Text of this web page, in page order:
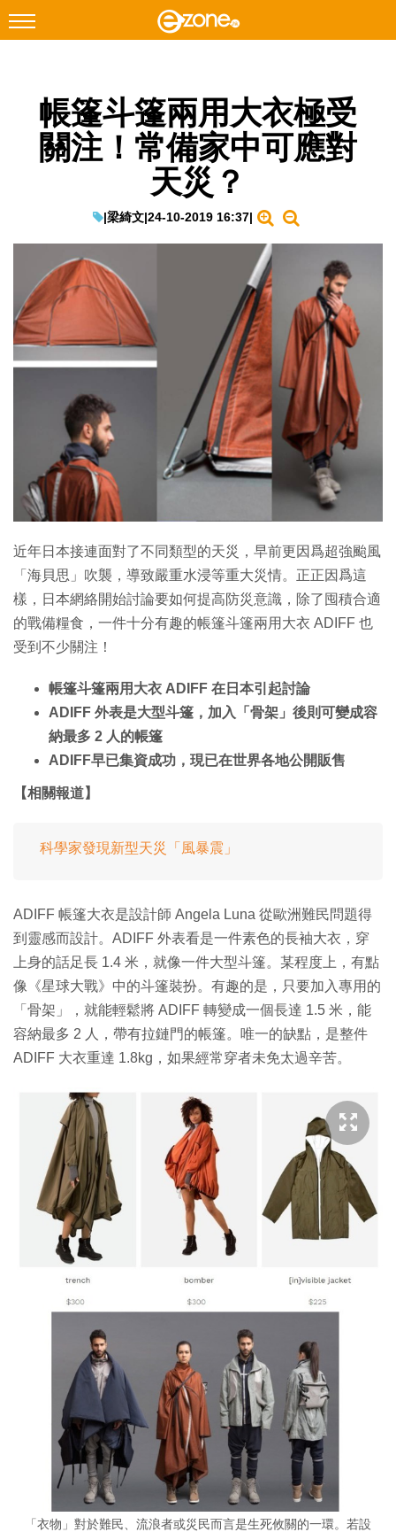
Facebook Instagram
科技焦點
教學評測
EduTech
IT Times
生成式AI與雲端應用
Enterprise Digital Transformation
帳篷斗篷兩用大衣極受
關注！常備家中可應對
天災？
|梁綺文|24-10-2019 16:37|
近年日本接連面對了不同類型的天災，早前更因爲超強颱風
「海貝思」吹襲，導致嚴重水浸等重大災情。正正因爲這
樣，日本網絡開始討論要如何提高防災意識，除了囤積合適
的戰備糧食，一件十分有趣的帳篷斗篷兩用大衣 ADIFF 也
受到不少關注！
帳篷斗篷兩用大衣 ADIFF 在日本引起討論
ADIFF 外表是大型斗篷，加入「骨架」後則可變成容
納最多 2 人的帳篷
ADIFF早已集資成功，現已在世界各地公開販售
【相關報道】
科學家發現新型天災「風暴震」
ADIFF 帳篷大衣是設計師 Angela Luna 從歐洲難民問題得
到靈感而設計。ADIFF 外表看是一件素色的長袖大衣，穿
上身的話足長 1.4 米，就像一件大型斗篷。某程度上，有點
像《星球大戰》中的斗篷裝扮。有趣的是，只要加入專用的
「骨架」，就能輕鬆將 ADIFF 轉變成一個長達 1.5 米，能
容納最多 2 人，帶有拉鏈門的帳篷。唯一的缺點，是整件
ADIFF 大衣重達 1.8kg，如果經常穿者未免太過辛苦。
「衣物」對於難民、流浪者或災民而言是生死攸關的一環。若設